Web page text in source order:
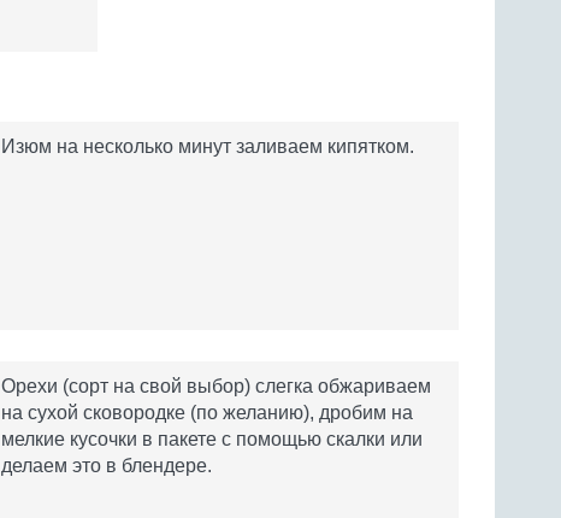
Изюм на несколько минут заливаем кипятком.
Орехи (сорт на свой выбор) слегка обжариваем
на сухой сковородке (по желанию), дробим на
мелкие кусочки в пакете с помощью скалки или
делаем это в блендере.